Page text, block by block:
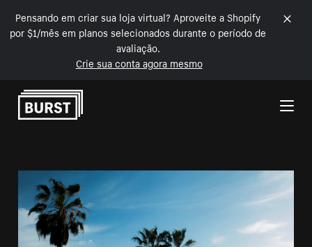
Pensando em criar sua loja virtual? Aproveite a Shopify
por $1/mês em planos selecionados durante o período de
avaliação.
Crie sua conta agora mesmo
Pular para o conteúdo